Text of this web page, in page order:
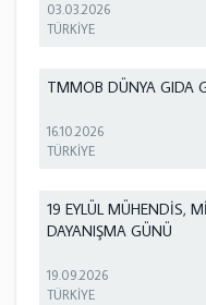
03.03.2026
TÜRKİYE
TMMOB DÜNYA GIDA
16.10.2026
TÜRKİYE
19 EYLÜL MÜHENDİS,
DAYANIŞMA GÜNÜ
19.09.2026
TÜRKİYE